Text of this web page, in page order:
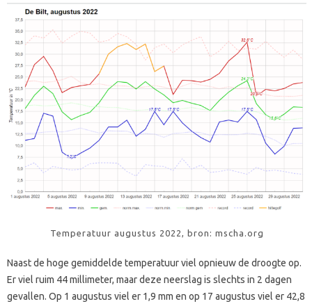
Temperatuur augustus 2022, bron: mscha.org
Naast de hoge gemiddelde temperatuur viel opnieuw de droogte op.
Er viel ruim 44 millimeter, maar deze neerslag is slechts in 2 dagen
gevallen. Op 1 augustus viel er 1,9 mm en op 17 augustus viel er 42,8